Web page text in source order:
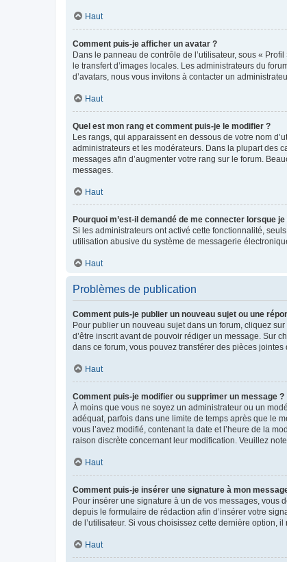
Haut
Comment puis-je afficher un avatar ?
Dans le panneau de contrôle de l’utilisateur, sous «
le transfert d’images locales. Les administrateurs du
d’avatars, nous vous invitons à contacter un
Haut
Quel est mon rang et comment puis-je le modifier ?
Les rangs, qui apparaissent en dessous de votre nom
administrateurs et les modérateurs. Dans la plupart des
messages afin d’augmenter votre rang sur le forum.
messages.
Haut
Pourquoi m’est-il demandé de me connecter lorsque
Si les administrateurs ont activé cette fonctionnalité,
utilisation abusive du système de messagerie
Haut
Problèmes de publication
Comment puis-je publier un nouveau sujet ou une
Pour publier un nouveau sujet dans un forum, cliquez
d’être inscrit avant de pouvoir rédiger un message. Sur
dans ce forum, vous pouvez transférer des pièces jointes
Haut
Comment puis-je modifier ou supprimer un message ?
À moins que vous ne soyez un administrateur ou un
adéquat, parfois dans une limite de temps après que le
vous l’avez modifié, contenant la date et l’heure de la
raison discrète concernant leur modification. Veuillez
Haut
Comment puis-je insérer une signature à mon
Pour insérer une signature à un de vos messages, vous
depuis le formulaire de rédaction afin d’insérer votre
de l’utilisateur. Si vous choisissez cette dernière option,
Haut